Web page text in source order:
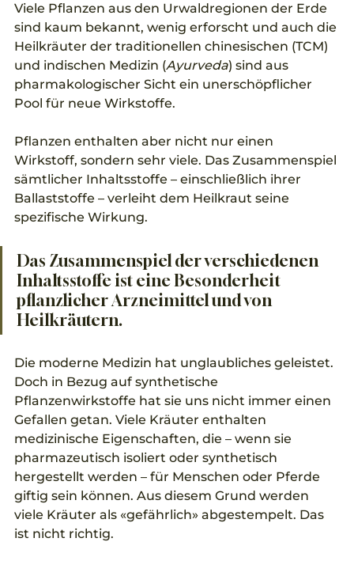
Viele Pflanzen aus den Urwaldregionen der Erde
sind kaum bekannt, wenig erforscht und auch die
Heilkräuter der traditionellen chinesischen (TCM)
und indischen Medizin (Ayurveda) sind aus
pharmakologischer Sicht ein unerschöpflicher
Pool für neue Wirkstoffe.
Pflanzen enthalten aber nicht nur einen
Wirkstoff, sondern sehr viele. Das Zusammenspiel
sämtlicher Inhaltsstoffe – einschließlich ihrer
Ballaststoffe – verleiht dem Heilkraut seine
spezifische Wirkung.
Das Zusammenspiel der verschiedenen
Inhaltsstoffe ist eine Besonderheit
pflanzlicher Arzneimittel und von
Heilkräutern.
Die moderne Medizin hat unglaubliches geleistet.
Doch in Bezug auf synthetische
Pflanzenwirkstoffe hat sie uns nicht immer einen
Gefallen getan. Viele Kräuter enthalten
medizinische Eigenschaften, die – wenn sie
pharmazeutisch isoliert oder synthetisch
hergestellt werden – für Menschen oder Pferde
giftig sein können. Aus diesem Grund werden
viele Kräuter als «gefährlich» abgestempelt. Das
ist nicht richtig.